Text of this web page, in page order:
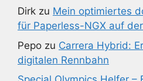
Dirk zu Mein optimiertes
für Paperless-NGX auf
Pepo zu Carrera Hybrid:
digitalen Rennbahn